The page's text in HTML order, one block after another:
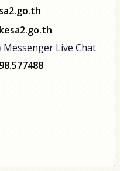
Messenger Live Chat